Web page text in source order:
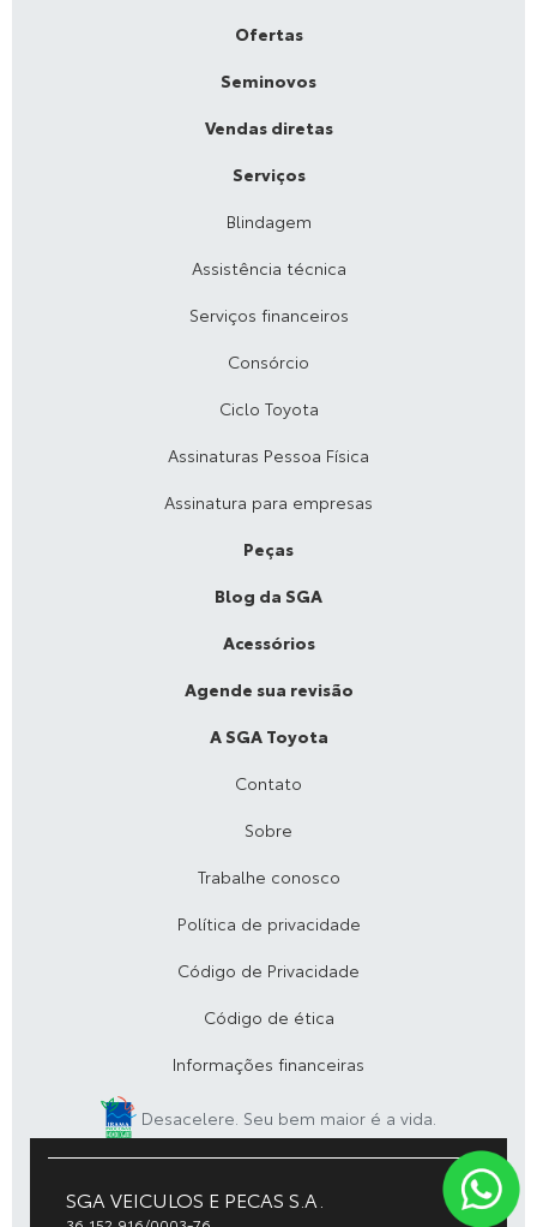
Ofertas
Seminovos
Vendas diretas
Serviços
Blindagem
Assistência técnica
Serviços financeiros
Consórcio
Ciclo Toyota
Assinaturas Pessoa Física
Assinatura para empresas
Peças
Blog da SGA
Acessórios
Agende sua revisão
A SGA Toyota
Contato
Sobre
Trabalhe conosco
Política de privacidade
Código de Privacidade
Código de ética
Informações financeiras
Desacelere. Seu bem maior é a vida.
SGA VEICULOS E PECAS S.A.